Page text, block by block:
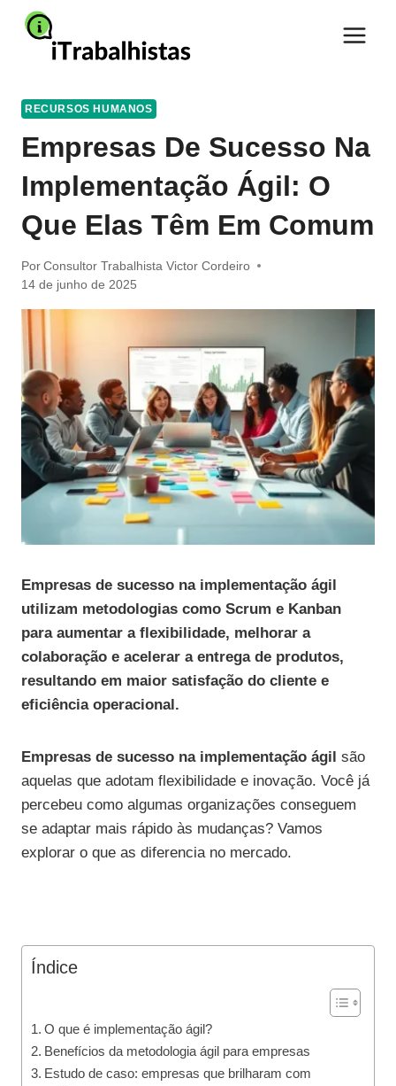
Pular
para
RECURSOS HUMANOS
Empresas De Sucesso Na
Implementação Ágil: O
Que Elas Têm Em Comum
Por Consultor Trabalhista Victor Cordeiro
14 de junho de 2025
Empresas de sucesso na implementação ágil
utilizam metodologias como Scrum e Kanban
para aumentar a flexibilidade, melhorar a
colaboração e acelerar a entrega de produtos,
resultando em maior satisfação do cliente e
eficiência operacional.
Empresas de sucesso na implementação ágil são
aquelas que adotam flexibilidade e inovação. Você já
percebeu como algumas organizações conseguem
se adaptar mais rápido às mudanças? Vamos
explorar o que as diferencia no mercado.
Índice
O que é implementação ágil?
Benefícios da metodologia ágil para empresas
Estudo de caso: empresas que brilharam com